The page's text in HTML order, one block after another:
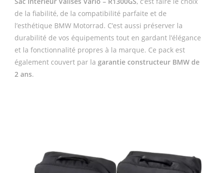
de la fiabilité, de la compatibilité parfaite et de
l’esthétique BMW Motorrad. C’est aussi préserver la
durabilité de vos équipements tout en gardant l’élégance
et la fonctionnalité propres à la marque. Ce pack est
également couvert par la garantie constructeur BMW de
2 ans.